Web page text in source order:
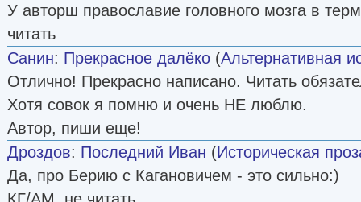
У авторш православие головного мозга в
читать
Санин: Прекрасное далёко (Альтернативная
Отлично! Прекрасно написано. Читать
Хотя совок я помню и очень НЕ люблю.
Автор, пиши еще!
Дроздов: Последний Иван (Историческая
Да, про Берию с Кагановичем - это сильно:)